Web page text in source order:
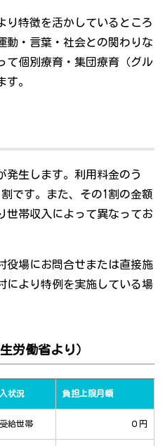
り特徴を活かしているところ
動・言葉・社会との関わりな
て個別療育・集団療育（グル
す。
発生します。利用料金のう
です。また、その1割の金額
世帯収入によって異なってお
役場にお問合せまたは直接施
より特例を実施している場
労働省より）
状況 負担上限月額
給世帯 ０円